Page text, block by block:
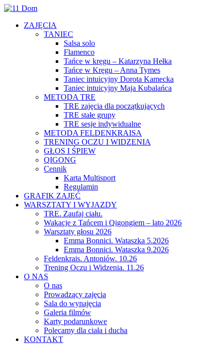
ZAJĘCIA
TANIEC
Salsa solo
Flamenco
Tańce w kręgu – Katarzyna Hełka
Tańce w Kręgu – Anna Tymes
Taniec intuicyjny Dorota Kamecka
Taniec intuicyjny Maja Kubalańca
METODA TRE
TRE zajęcia dla początkujących
TRE stałe grupy
TRE sesje indywidualne
METODA FELDENKRAISA
TRENING OCZU I WIDZENIA
GŁOS I ŚPIEW
QIGONG
Cennik
Karta Multisport
Regulamin
GRAFIK ZAJĘĆ
WARSZTATY I WYJAZDY
TRE. Zaufaj ciału.
Wakacje z Tańcem i Qigongiem – lato 2026
Warsztaty głosu 2026
Emma Bonnici. Wataszka 5.2026
Emma Bonnici. Wataszka 9.2026
Feldenkrais. Antoniów. 10.26
Trening Oczu i Widzenia. 11.26
O NAS
O nas
Prowadzący zajęcia
Sala do wynajęcia
Galeria filmów
Karty podarunkowe
Polecamy dla ciała i ducha
KONTAKT